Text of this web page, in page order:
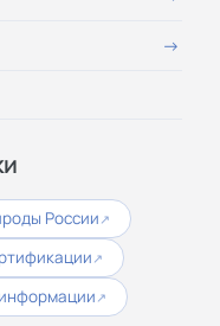
России ↗
↗
↗